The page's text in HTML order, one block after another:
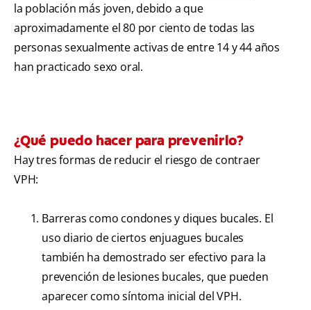
la población más joven, debido a que
aproximadamente el 80 por ciento de todas las
personas sexualmente activas de entre 14 y 44 años
han practicado sexo oral.
¿Qué puedo hacer para prevenirlo?
Hay tres formas de reducir el riesgo de contraer
VPH:
Barreras como condones y diques bucales. El
uso diario de ciertos enjuagues bucales
también ha demostrado ser efectivo para la
prevención de lesiones bucales, que pueden
aparecer como síntoma inicial del VPH.